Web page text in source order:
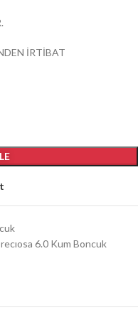
İRTİBAT
6.0 Kum Boncuk